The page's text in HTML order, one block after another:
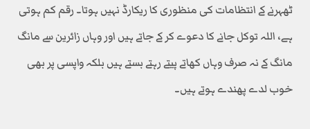
ٹھہرنے کے انتظامات کی منظوری کا ریکارڈ نہیں ہوتا۔ رقم کم ہوتی
ہے، اللہ توکل جانے کا دعوے کر کے جاتے ہیں اور وہاں زائرین سے مانگ
مانگ کے نہ صرف وہاں کھاتے پیتے رہتے بستے ہیں بلکہ واپسی پر بھی
خوب لدے پھندے ہوتے ہیں۔